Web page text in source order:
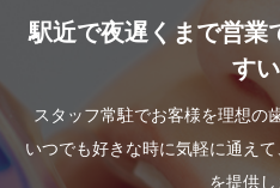
駅近で夜遅くまで営業
すい
スタッフ常駐でお客様を理想の
いつでも好きな時に気軽に通え
を提供し